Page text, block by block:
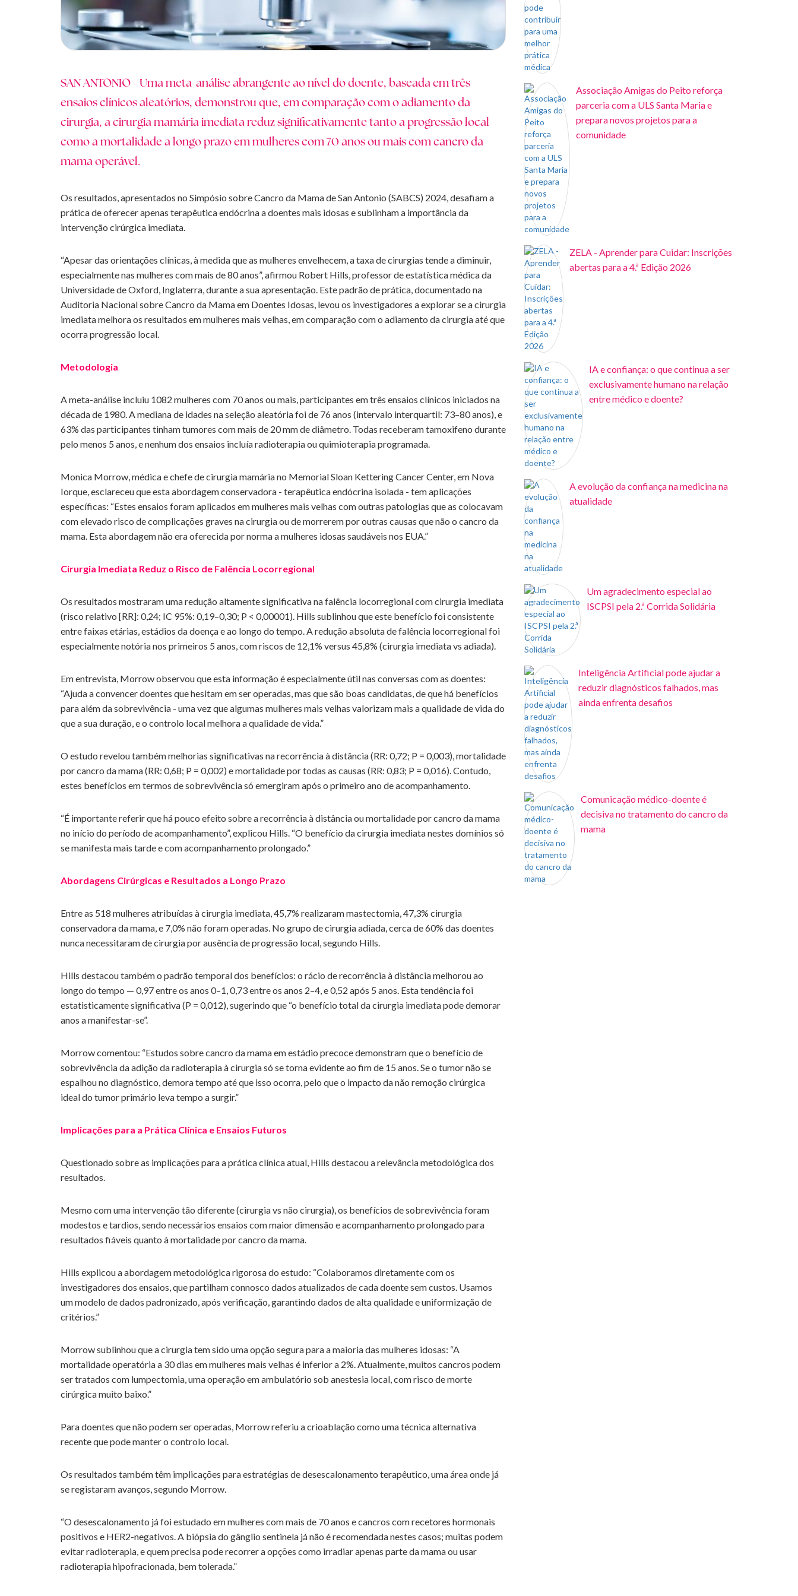
SAN ANTONIO - Uma meta-análise abrangente ao nível do doente, baseada em três
ensaios clínicos aleatórios, demonstrou que, em comparação com o adiamento da
cirurgia, a cirurgia mamária imediata reduz significativamente tanto a progressão local
como a mortalidade a longo prazo em mulheres com 70 anos ou mais com cancro da
mama operável.
Os resultados, apresentados no Simpósio sobre Cancro da Mama de San Antonio (SABCS) 2024, desafiam a
prática de oferecer apenas terapêutica endócrina a doentes mais idosas e sublinham a importância da
intervenção cirúrgica imediata.
“Apesar das orientações clínicas, à medida que as mulheres envelhecem, a taxa de cirurgias tende a diminuir,
especialmente nas mulheres com mais de 80 anos”, afirmou Robert Hills, professor de estatística médica da
Universidade de Oxford, Inglaterra, durante a sua apresentação. Este padrão de prática, documentado na
Auditoria Nacional sobre Cancro da Mama em Doentes Idosas, levou os investigadores a explorar se a cirurgia
imediata melhora os resultados em mulheres mais velhas, em comparação com o adiamento da cirurgia até que
ocorra progressão local.
Metodologia
A meta-análise incluiu 1082 mulheres com 70 anos ou mais, participantes em três ensaios clínicos iniciados na
década de 1980. A mediana de idades na seleção aleatória foi de 76 anos (intervalo interquartil: 73–80 anos), e
63% das participantes tinham tumores com mais de 20 mm de diâmetro. Todas receberam tamoxifeno durante
pelo menos 5 anos, e nenhum dos ensaios incluía radioterapia ou quimioterapia programada.
Monica Morrow, médica e chefe de cirurgia mamária no Memorial Sloan Kettering Cancer Center, em Nova
Iorque, esclareceu que esta abordagem conservadora - terapêutica endócrina isolada - tem aplicações
específicas: “Estes ensaios foram aplicados em mulheres mais velhas com outras patologias que as colocavam
com elevado risco de complicações graves na cirurgia ou de morrerem por outras causas que não o cancro da
mama. Esta abordagem não era oferecida por norma a mulheres idosas saudáveis nos EUA.”
Cirurgia Imediata Reduz o Risco de Falência Locorregional
Os resultados mostraram uma redução altamente significativa na falência locorregional com cirurgia imediata
(risco relativo [RR]: 0,24; IC 95%: 0,19–0,30; P < 0,00001). Hills sublinhou que este benefício foi consistente
entre faixas etárias, estádios da doença e ao longo do tempo. A redução absoluta de falência locorregional foi
especialmente notória nos primeiros 5 anos, com riscos de 12,1% versus 45,8% (cirurgia imediata vs adiada).
Em entrevista, Morrow observou que esta informação é especialmente útil nas conversas com as doentes:
“Ajuda a convencer doentes que hesitam em ser operadas, mas que são boas candidatas, de que há benefícios
para além da sobrevivência - uma vez que algumas mulheres mais velhas valorizam mais a qualidade de vida do
que a sua duração, e o controlo local melhora a qualidade de vida.”
O estudo revelou também melhorias significativas na recorrência à distância (RR: 0,72; P = 0,003), mortalidade
por cancro da mama (RR: 0,68; P = 0,002) e mortalidade por todas as causas (RR: 0,83; P = 0,016). Contudo,
estes benefícios em termos de sobrevivência só emergiram após o primeiro ano de acompanhamento.
“É importante referir que há pouco efeito sobre a recorrência à distância ou mortalidade por cancro da mama
no início do período de acompanhamento”, explicou Hills. “O benefício da cirurgia imediata nestes domínios só
se manifesta mais tarde e com acompanhamento prolongado.”
Abordagens Cirúrgicas e Resultados a Longo Prazo
Entre as 518 mulheres atribuídas à cirurgia imediata, 45,7% realizaram mastectomia, 47,3% cirurgia
conservadora da mama, e 7,0% não foram operadas. No grupo de cirurgia adiada, cerca de 60% das doentes
nunca necessitaram de cirurgia por ausência de progressão local, segundo Hills.
Hills destacou também o padrão temporal dos benefícios: o rácio de recorrência à distância melhorou ao
longo do tempo — 0,97 entre os anos 0–1, 0,73 entre os anos 2–4, e 0,52 após 5 anos. Esta tendência foi
estatisticamente significativa (P = 0,012), sugerindo que “o benefício total da cirurgia imediata pode demorar
anos a manifestar-se”.
Morrow comentou: “Estudos sobre cancro da mama em estádio precoce demonstram que o benefício de
sobrevivência da adição da radioterapia à cirurgia só se torna evidente ao fim de 15 anos. Se o tumor não se
espalhou no diagnóstico, demora tempo até que isso ocorra, pelo que o impacto da não remoção cirúrgica
ideal do tumor primário leva tempo a surgir.”
Implicações para a Prática Clínica e Ensaios Futuros
Questionado sobre as implicações para a prática clínica atual, Hills destacou a relevância metodológica dos
resultados.
Mesmo com uma intervenção tão diferente (cirurgia vs não cirurgia), os benefícios de sobrevivência foram
modestos e tardios, sendo necessários ensaios com maior dimensão e acompanhamento prolongado para
resultados fiáveis quanto à mortalidade por cancro da mama.
Hills explicou a abordagem metodológica rigorosa do estudo: “Colaboramos diretamente com os
investigadores dos ensaios, que partilham connosco dados atualizados de cada doente sem custos. Usamos
um modelo de dados padronizado, após verificação, garantindo dados de alta qualidade e uniformização de
critérios.”
Morrow sublinhou que a cirurgia tem sido uma opção segura para a maioria das mulheres idosas: “A
mortalidade operatória a 30 dias em mulheres mais velhas é inferior a 2%. Atualmente, muitos cancros podem
ser tratados com lumpectomia, uma operação em ambulatório sob anestesia local, com risco de morte
cirúrgica muito baixo.”
Para doentes que não podem ser operadas, Morrow referiu a crioablação como uma técnica alternativa
recente que pode manter o controlo local.
Os resultados também têm implicações para estratégias de desescalonamento terapêutico, uma área onde já
se registaram avanços, segundo Morrow.
“O desescalonamento já foi estudado em mulheres com mais de 70 anos e cancros com recetores hormonais
positivos e HER2-negativos. A biópsia do gânglio sentinela já não é recomendada nestes casos; muitas podem
evitar radioterapia, e quem precisa pode recorrer a opções como irradiar apenas parte da mama ou usar
radioterapia hipofracionada, bem tolerada.”
Associação Amigas do Peito reforça
parceria com a ULS Santa Maria e
prepara novos projetos para a
comunidade
ZELA - Aprender para Cuidar: Inscrições
abertas para a 4.ª Edição 2026
IA e confiança: o que continua a ser
exclusivamente humano na relação
entre médico e doente?
A evolução da confiança na medicina na
atualidade
Um agradecimento especial ao
ISCPSI pela 2.ª Corrida Solidária
Inteligência Artificial pode ajudar a
reduzir diagnósticos falhados, mas
ainda enfrenta desafios
Comunicação médico-doente é
decisiva no tratamento do cancro da
mama